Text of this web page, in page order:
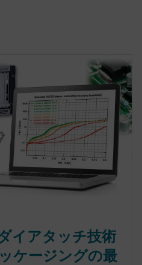
イアタッチ技術
ケージングの最